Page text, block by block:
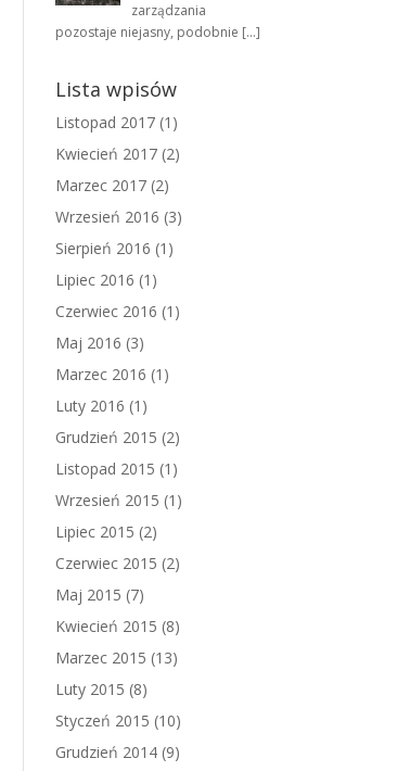
zarządzania
pozostaje niejasny, podobnie […]
Lista wpisów
Listopad 2017 (1)
Kwiecień 2017 (2)
Marzec 2017 (2)
Wrzesień 2016 (3)
Sierpień 2016 (1)
Lipiec 2016 (1)
Czerwiec 2016 (1)
Maj 2016 (3)
Marzec 2016 (1)
Luty 2016 (1)
Grudzień 2015 (2)
Listopad 2015 (1)
Wrzesień 2015 (1)
Lipiec 2015 (2)
Czerwiec 2015 (2)
Maj 2015 (7)
Kwiecień 2015 (8)
Marzec 2015 (13)
Luty 2015 (8)
Styczeń 2015 (10)
Grudzień 2014 (9)